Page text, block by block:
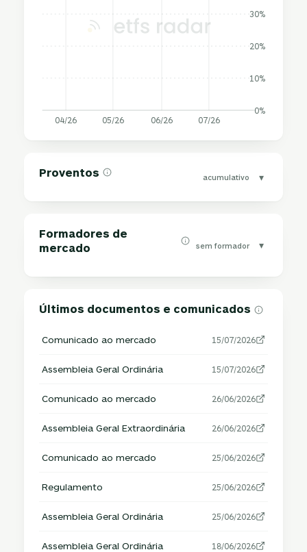
0%
10%
20%
30%
04/26 05/26 06/26 07/26
Proventos acumulativo ▾
Formadores de
mercado
sem formador ▾
Últimos documentos e comunicados
Comunicado ao mercado 15/07/2026
Assembleia Geral Ordinária 15/07/2026
Comunicado ao mercado 26/06/2026
Assembleia Geral Extraordinária 26/06/2026
Comunicado ao mercado 25/06/2026
Regulamento 25/06/2026
Assembleia Geral Ordinária 25/06/2026
Assembleia Geral Ordinária 18/06/2026